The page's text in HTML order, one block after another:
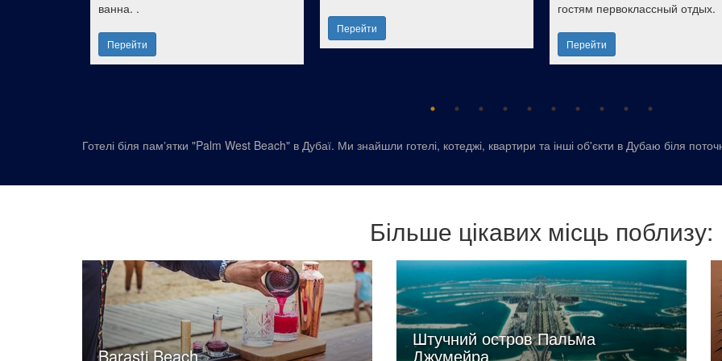
ванна. .
Перейти
Перейти
гостям первоклассный отдых.
Перейти
Готелі біля памʼятки "Palm West Beach" в Дубаї. Ми знайшли готелі, котеджі, квартири та інші об'єкти в Дубаю біля
Більше цікавих місць поблизу:
Barasti Beach
Штучний остров Пальма
Джумейра